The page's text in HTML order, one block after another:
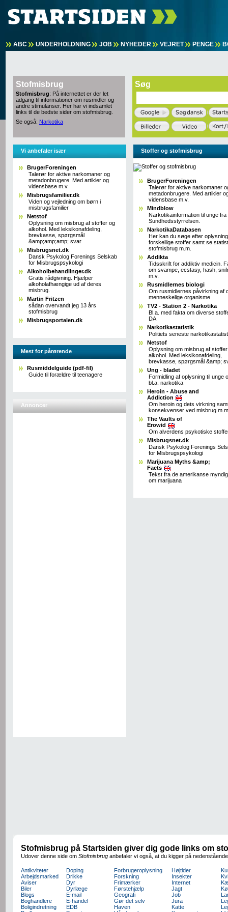
ABC UNDERHOLDNING JOB NYHEDER VEJRET PENGE
Stofmisbrug
Stofmisbrug: På internettet er der let
adgang til informationer om rusmidler og
andre stimulanser. Her har vi indsamlet
links til de bedste sider om stofmisbrug.
Se også: Narkotika
Søg
Vi anbefaler især
BrugerForeningen
Talerør for aktive narkomaner og
metadonbrugere. Med artikler og
vidensbase m.v.
Misbrugsfamilier.dk
Viden og vejledning om børn i
misbrugsfamilier
Netstof
Oplysning om misbrug af stoffer og
alkohol. Med leksikonafdeling,
brevkasse, spørgsmål
&amp;amp;amp; svar
Misbrugsnet.dk
Dansk Psykolog Forenings Selskab
for Misbrugspsykologi
Alkoholbehandlinger.dk
Gratis rådgivning. Hjælper
alkoholafhængige ud af deres
misbrug.
Martin Fritzen
sådan overvandt jeg 13 års
stofmisbrug
Misbrugsportalen.dk
Mest for pårørende
Rusmiddelguide (pdf-fil)
Guide til forældre til teenagere
Annoncer
Stoffer og stofmisbrug
BrugerForeningen
Talerør for aktive narkomaner
metadonbrugere. Med artikler
vidensbase m.v.
Mindblow
Narkotikainformation til unge fra
Sundhedsstyrrelsen.
NarkotikaDatabasen
Her kan du søge efter
forskellige stoffer samt se
stofmisbrug m.m.
Addikta
Tidsskrift for addiktiv medicin.
om svampe, ecstasy, hash,
m.v.
Rusmidlernes biologi
Om rusmidlernes påvirkning af
menneskelige organisme
TV2 - Station 2 - Narkotika
Bl.a. med fakta om diverse
DA
Narkotikastatistik
Politiets seneste
Netstof
Oplysning om misbrug af
alkohol. Med leksikonafdeling,
brevkasse, spørgsmål &amp;
Ung - bladet
Formidling af oplysning til unge
bl.a. narkotika
Heroin - Abuse and
Addiction
Om heroin og dets virkning
konsekvenser ved misbrug
The Vaults of
Erowid
Om alverdens psykotiske
Misbrugsnet.dk
Dansk Psykolog Forenings
for Misbrugspsykologi
Marijuana Myths &amp;
Facts
Tekst fra de amerikanse
om marijuana
Stofmisbrug på Startsiden giver dig gode links om
Udover denne side om Stofmisbrug anbefaler vi også, at du kigger på
Antikviteter
Arbejdsmarked
Aviser
Biler
Blogs
Boghandlere
Boligindretning
Doping
Drikke
Dyr
Dyrlæge
E-mail
E-handel
EDB
Forbrugeroplysning
Forskning
Frimærker
Førstehjælp
Geografi
Gør det selv
Haven
Højtider
Insekter
Internet
Jagt
Job
Jura
Katte